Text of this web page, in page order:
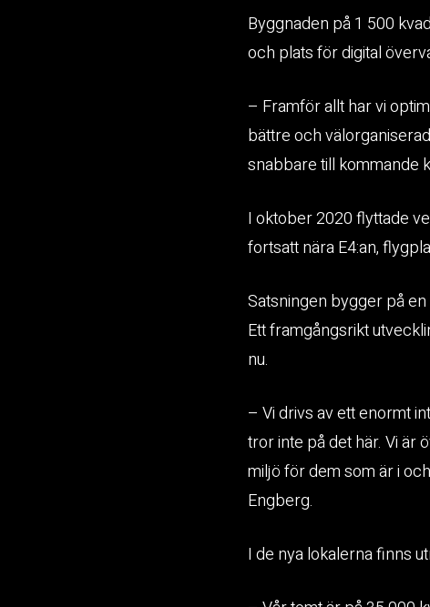
Byggnaden på 1 500
och plats för digital
– Framför allt har vi
bättre och
snabbare till kommande
I oktober 2020 flyttade
fortsatt nära E4:an,
Satsningen bygger på
Ett framgångsrikt
nu.
– Vi drivs av ett enormt
tror inte på det här. Vi är
miljö för dem som är i
Engberg.
I de nya lokalerna finns